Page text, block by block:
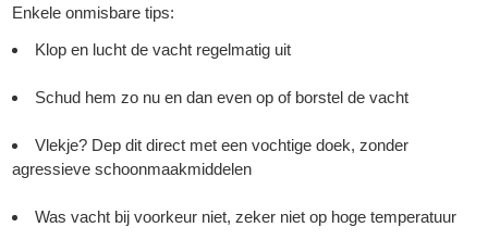
Enkele onmisbare tips:
Klop en lucht de vacht regelmatig uit
Schud hem zo nu en dan even op of borstel de vacht
Vlekje? Dep dit direct met een vochtige doek, zonder
agressieve schoonmaakmiddelen
Was vacht bij voorkeur niet, zeker niet op hoge temperatuur